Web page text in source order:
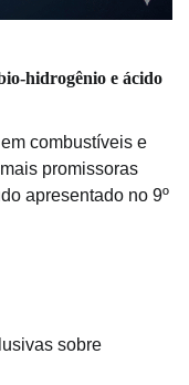
hidrogênio e ácido
combustíveis e
promissoras
apresentado no 9º
sobre